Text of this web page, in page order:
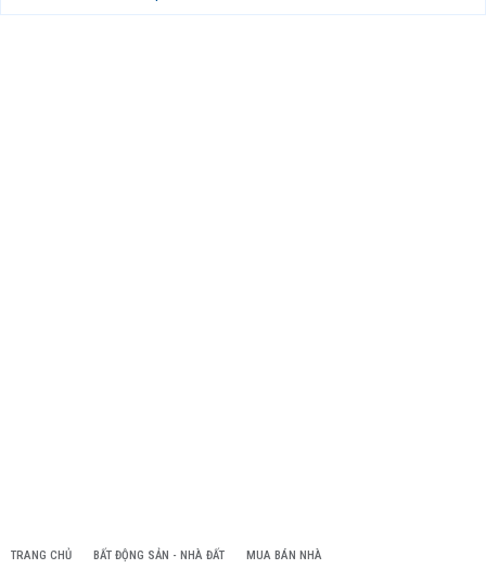
TRANG CHỦ BẤT ĐỘNG SẢN - NHÀ ĐẤT MUA BÁN NHÀ